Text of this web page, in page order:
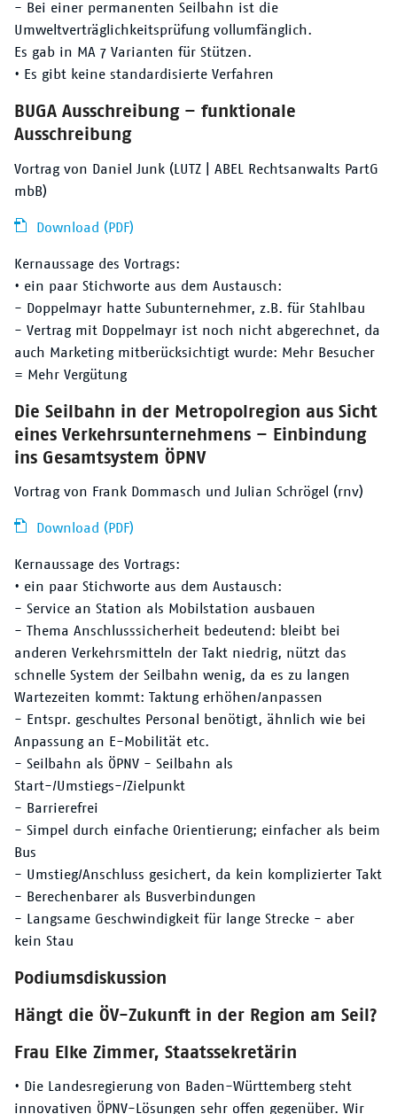
- Bei einer permanenten Seilbahn ist die
Umweltverträglichkeitsprüfung vollumfänglich.
Es gab in MA 7 Varianten für Stützen.
• Es gibt keine standardisierte Verfahren
BUGA Ausschreibung – funktionale
Ausschreibung
Vortrag von Daniel Junk (LUTZ | ABEL Rechtsanwalts PartG
mbB)
Download (PDF)
Kernaussage des Vortrags:
• ein paar Stichworte aus dem Austausch:
- Doppelmayr hatte Subunternehmer, z.B. für Stahlbau
- Vertrag mit Doppelmayr ist noch nicht abgerechnet, da
auch Marketing mitberücksichtigt wurde: Mehr Besucher
= Mehr Vergütung
Die Seilbahn in der Metropolregion aus Sicht
eines Verkehrsunternehmens – Einbindung
ins Gesamtsystem ÖPNV
Vortrag von Frank Dommasch und Julian Schrögel (rnv)
Download (PDF)
Kernaussage des Vortrags:
• ein paar Stichworte aus dem Austausch:
- Service an Station als Mobilstation ausbauen
- Thema Anschlusssicherheit bedeutend: bleibt bei
anderen Verkehrsmitteln der Takt niedrig, nützt das
schnelle System der Seilbahn wenig, da es zu langen
Wartezeiten kommt: Taktung erhöhen/anpassen
- Entspr. geschultes Personal benötigt, ähnlich wie bei
Anpassung an E-Mobilität etc.
- Seilbahn als ÖPNV - Seilbahn als
Start-/Umstiegs-/Zielpunkt
- Barrierefrei
- Simpel durch einfache Orientierung; einfacher als beim
Bus
- Umstieg/Anschluss gesichert, da kein komplizierter Takt
- Berechenbarer als Busverbindungen
- Langsame Geschwindigkeit für lange Strecke - aber
kein Stau
Podiumsdiskussion
Hängt die ÖV-Zukunft in der Region am Seil?
Frau Elke Zimmer, Staatssekretärin
• Die Landesregierung von Baden-Württemberg steht
innovativen ÖPNV-Lösungen sehr offen gegenüber. Wir